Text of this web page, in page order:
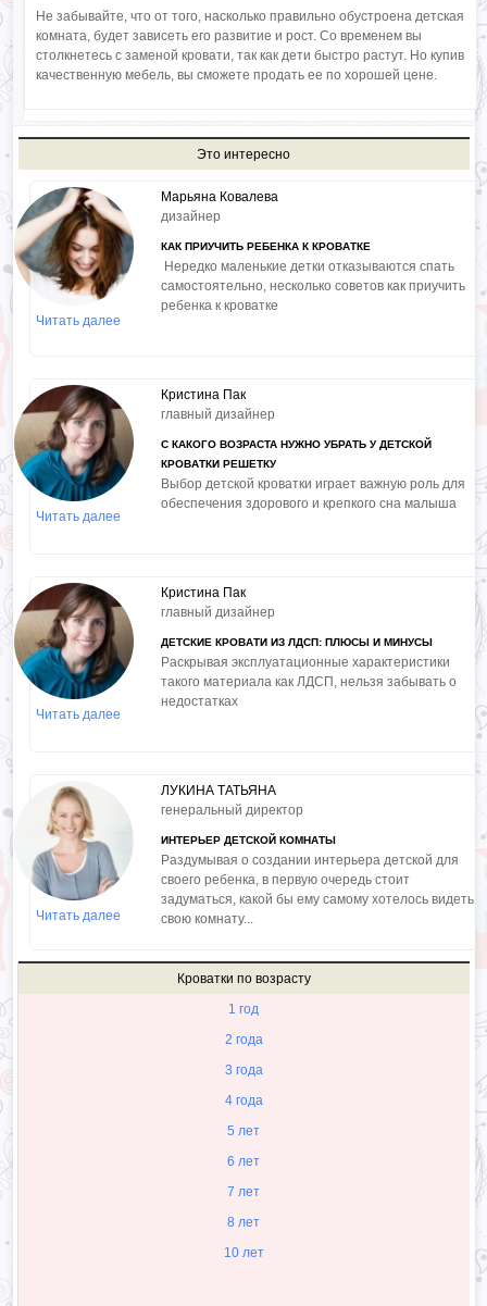
Не забывайте, что от того, насколько правильно обустроена детская
комната, будет зависеть его развитие и рост. Со временем вы
столкнетесь с заменой кровати, так как дети быстро растут. Но купив
качественную мебель, вы сможете продать ее по хорошей цене.
Это интересно
Читать далее
Марьяна Ковалева
дизайнер
КАК ПРИУЧИТЬ РЕБЕНКА К КРОВАТКЕ
Нередко маленькие детки отказываются спать
самостоятельно, несколько советов как приучить
ребенка к кроватке
Читать далее
Кристина Пак
главный дизайнер
С КАКОГО ВОЗРАСТА НУЖНО УБРАТЬ У ДЕТСКОЙ
КРОВАТКИ РЕШЕТКУ
Выбор детской кроватки играет важную роль для
обеспечения здорового и крепкого сна малыша
Читать далее
Кристина Пак
главный дизайнер
ДЕТСКИЕ КРОВАТИ ИЗ ЛДСП: ПЛЮСЫ И МИНУСЫ
Раскрывая эксплуатационные характеристики
такого материала как ЛДСП, нельзя забывать о
недостатках
Читать далее
ЛУКИНА ТАТЬЯНА
генеральный директор
ИНТЕРЬЕР ДЕТСКОЙ КОМНАТЫ
Раздумывая о создании интерьера детской для
своего ребенка, в первую очередь стоит
задуматься, какой бы ему самому хотелось видеть
свою комнату...
Кроватки по возрасту
1 год
2 года
3 года
4 года
5 лет
6 лет
7 лет
8 лет
10 лет